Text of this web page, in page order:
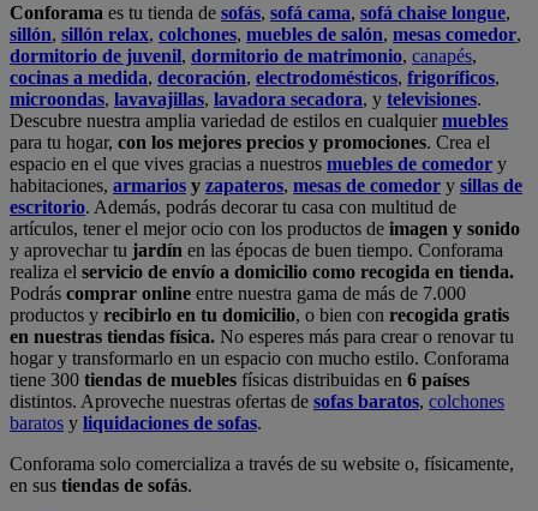
Conforama es tu tienda de sofás, sofá cama, sofá chaise longue,
sillón, sillón relax, colchones, muebles de salón, mesas comedor,
dormitorio de juvenil, dormitorio de matrimonio, canapés,
cocinas a medida, decoración, electrodomésticos, frigoríficos,
microondas, lavavajillas, lavadora secadora, y televisiones.
Descubre nuestra amplia variedad de estilos en cualquiermuebles
para tu hogar, con los mejores precios y promociones. Crea el
espacio en el que vives gracias a nuestros muebles de comedor y
habitaciones, armarios y zapateros, mesas de comedor y sillas de
escritorio. Además, podrás decorar tu casa con multitud de
artículos, tener el mejor ocio con los productos de imagen y sonido
y aprovechar tu jardín en las épocas de buen tiempo. Conforama
realiza el servicio de envío a domicilio como recogida en tienda.
Podrás comprar online entre nuestra gama de más de 7.000
productos y recibirlo en tu domicilio, o bien con recogida gratis
en nuestras tiendas física. No esperes más para crear o renovar tu
hogar y transformarlo en un espacio con mucho estilo. Conforama
tiene 300 tiendas de muebles físicas distribuidas en 6 países
distintos. Aproveche nuestras ofertas de sofas baratos, colchones
baratos y liquidaciones de sofas.
Conforama solo comercializa a través de su website o, físicamente,
en sus tiendas de sofás.